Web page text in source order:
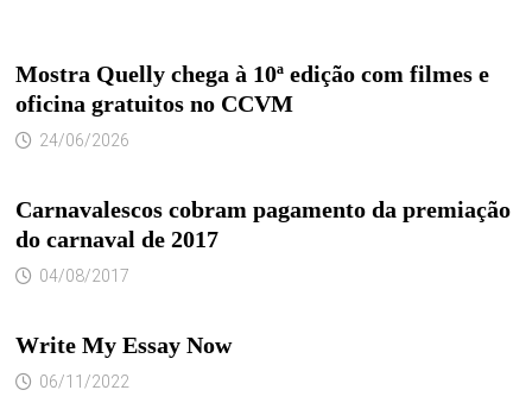
Mostra Quelly chega à 10ª edição com filmes e
oficina gratuitos no CCVM
24/06/2026
Carnavalescos cobram pagamento da premiação
do carnaval de 2017
04/08/2017
Write My Essay Now
06/11/2022